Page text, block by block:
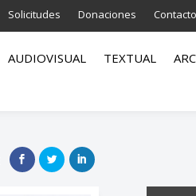
Solicitudes Donaciones Contacto
AUDIOVISUAL TEXTUAL